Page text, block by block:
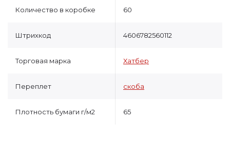
Количество в коробке 60
Штрихкод 4606782560112
Торговая марка Хатбер
Переплет скоба
Плотность бумаги г/м2 65